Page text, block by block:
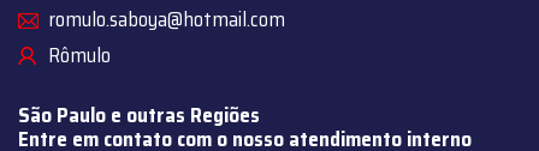
romulo.saboya@hotmail.com
Rômulo
São Paulo e outras Regiões
Entre em contato com o nosso atendimento interno